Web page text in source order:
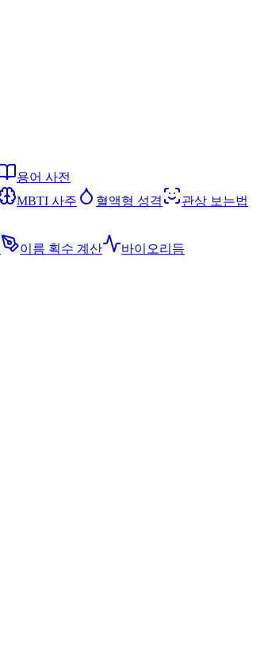
용어 사전
MBTI 사주 혈액형 성격
관상 보는법
이름 획수 계산
바이오리듬